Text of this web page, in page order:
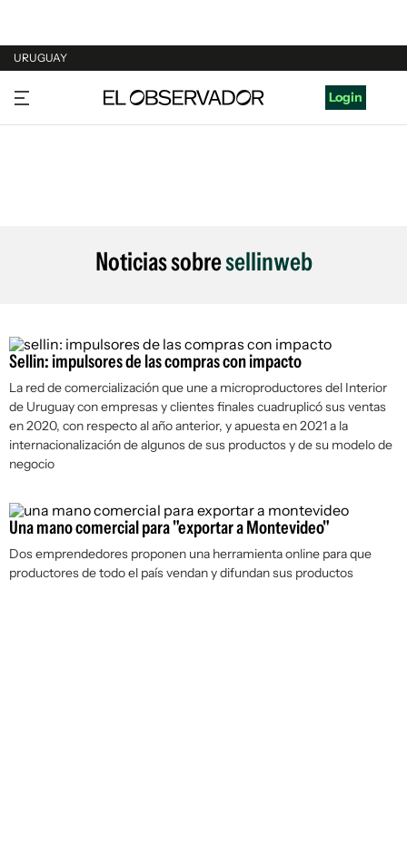
URUGUAY
URUGUAY
ARGENTINA
Login
Noticias sobresellinweb
Sellin: impulsores de las compras con impacto
La red de comercialización que une a microproductores del Interior
de Uruguay con empresas y clientes finales cuadruplicó sus ventas
en 2020, con respecto al año anterior, y apuesta en 2021 a la
internacionalización de algunos de sus productos y de su modelo de
negocio
Una mano comercial para "exportar a Montevideo"
Dos emprendedores proponen una herramienta online para que
productores de todo el país vendan y difundan sus productos